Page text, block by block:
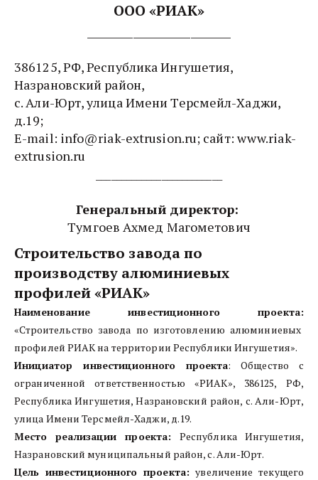
ООО «РИАК»
386125, РФ, Республика Ингушетия,
Назрановский район,
с. Али-Юрт, улица Имени Терсмейл-Хаджи,
д.19;
E-mail: info@riak-extrusion.ru; сайт: www.riak-
extrusion.ru
Генеральный директор:
Тумгоев Ахмед Магометович
Строительство завода по
производству алюминиевых
профилей «РИАК»
Наименование инвестиционного проекта:
«Строительство завода по изготовлению алюминиевых
профилей РИАК на территории Республики Ингушетия».
Инициатор инвестиционного проекта: Общество с
ограниченной ответственностью «РИАК», 386125, РФ,
Республика Ингушетия, Назрановский район, с. Али-Юрт,
улица Имени Терсмейл-Хаджи, д.19.
Место реализации проекта:Республика Ингушетия,
Назрановский муниципальный район, с. Али-Юрт.
Цель инвестиционного проекта:увеличение текущего